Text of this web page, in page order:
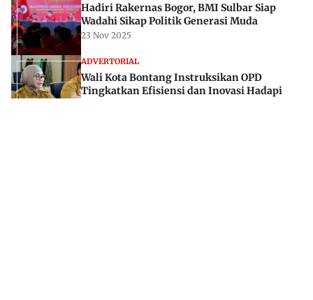
Hadiri Rakernas Bogor, BMI Sulbar Siap
Wadahi Sikap Politik Generasi Muda
23 Nov 2025
ADVERTORIAL
Wali Kota Bontang Instruksikan OPD
Tingkatkan Efisiensi dan Inovasi Hadapi